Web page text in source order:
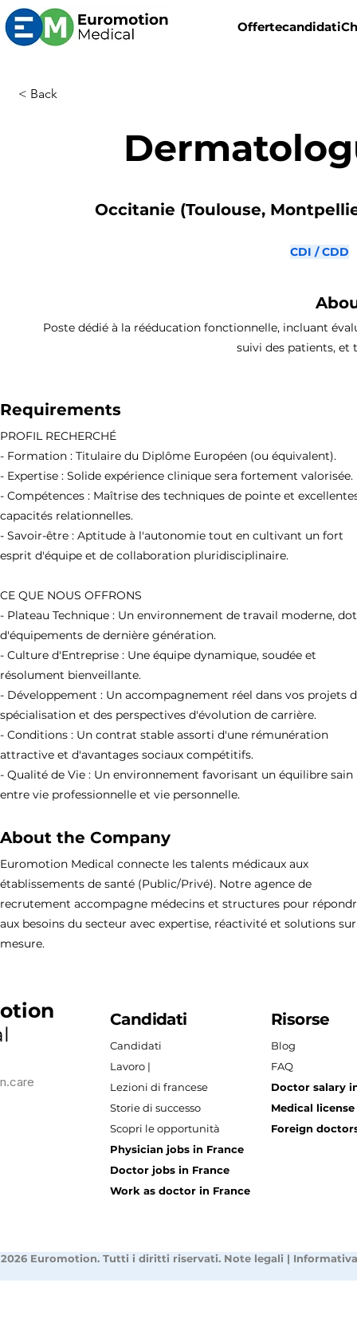
Offertecandidati
< Back
Occitanie (Toulouse,
CDI / CDD
Poste dédié à la rééducation fonctionnelle, incluant
suivi des patients, et
Requirements
PROFIL RECHERCHÉ
- Formation : Titulaire du Diplôme Européen (ou équivalent).
- Expertise : Solide expérience clinique sera fortement valorisée.
- Compétences : Maîtrise des techniques de pointe et
capacités relationnelles.
- Savoir-être : Aptitude à l'autonomie tout en cultivant un fort
esprit d'équipe et de collaboration pluridisciplinaire.
CE QUE NOUS OFFRONS
- Plateau Technique : Un environnement de travail moderne,
d'équipements de dernière génération.
- Culture d'Entreprise : Une équipe dynamique, soudée et
résolument bienveillante.
- Développement : Un accompagnement réel dans vos projets
spécialisation et des perspectives d'évolution de carrière.
- Conditions : Un contrat stable assorti d'une rémunération
attractive et d'avantages sociaux compétitifs.
- Qualité de Vie : Un environnement favorisant un équilibre sain
entre vie professionnelle et vie personnelle.
About the Company
Euromotion Medical connecte les talents médicaux aux
établissements de santé (Public/Privé). Notre agence de
recrutement accompagne médecins et structures pour
aux besoins du secteur avec expertise, réactivité et solutions sur
mesure.
Candidati
Candidati
Lavoro |
Lezioni di francese
Storie di successo
Scopri le opportunità
Physician jobs in France
Doctor jobs in France
Work as doctor in France
Risorse
Blog
FAQ
Doctor salary
Medical
Foreign
Euromotion. Tutti i diritti riservati. Note legali |